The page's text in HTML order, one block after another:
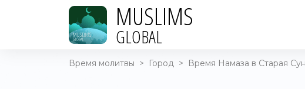
MUSLIMS
GLOBAL
Время молитвы > Город > Время Намаза в Старая